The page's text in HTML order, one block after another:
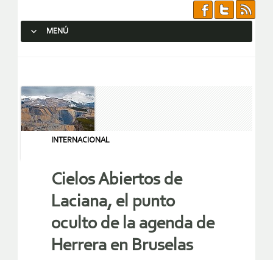
MENÚ
INTERNACIONAL
Cielos Abiertos de
Laciana, el punto
oculto de la agenda de
Herrera en Bruselas